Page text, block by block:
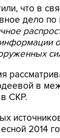
СКР.